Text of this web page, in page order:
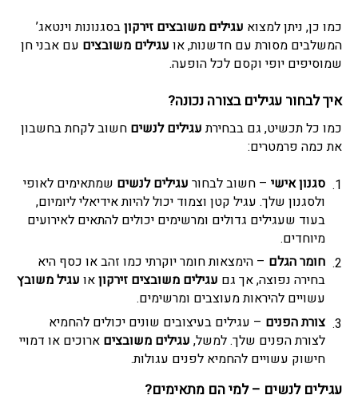
כמו כן, ניתן למצוא עגילים משובצים זירקוןבסגנונות וינטאג’
המשלבים מסורת עם חדשנות, או עגילים משובצים עם אבני חן
שמוסיפים יופי וקסם לכל הופעה.
איך לבחור עגילים בצורה נכונה?
כמו כל תכשיט, גם בבחירתעגילים לנשים חשוב לקחת בחשבון
את כמה פרמטרים:
סגנון אישי – חשוב לבחור עגילים לנשים שמתאימים לאופי
ולסגנון שלך. עגיל קטן וצמוד יכול להיות אידיאלי ליומיום,
בעוד שעגילים גדולים ומרשימים יכולים להתאים לאירועים
מיוחדים.
חומר הגלם – הימצאות חומר יוקרתי כמו זהב או כסף היא
בחירה נפוצה, אך גם עגילים משובצים זירקוןאו עגיל משובץ
עשויים להיראות מעוצבים ומרשימים.
צורת הפנים – עגילים בעיצובים שונים יכולים להחמיא
לצורת הפנים שלך. למשל, עגילים משובצים ארוכים או דמויי
חישוק עשויים להחמיא לפנים עגולות.
עגילים לנשים – למי הם מתאימים?